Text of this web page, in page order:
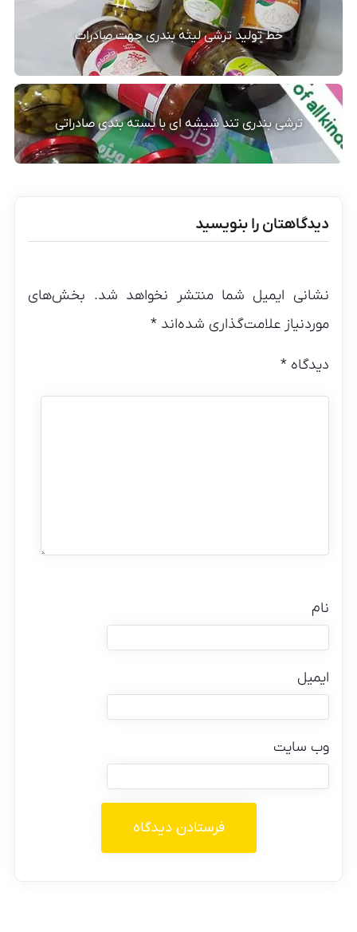
خط تولید ترشی لیته بندری جهت صادرات
ترشی بندری تند شیشه ای با بسته بندی صادراتی
دیدگاهتان را بنویسید
نشانی ایمیل شما منتشر نخواهد شد. بخش‌های
موردنیاز علامت‌گذاری شده‌اند*
دیدگاه*
نام
ایمیل
وب‌ سایت